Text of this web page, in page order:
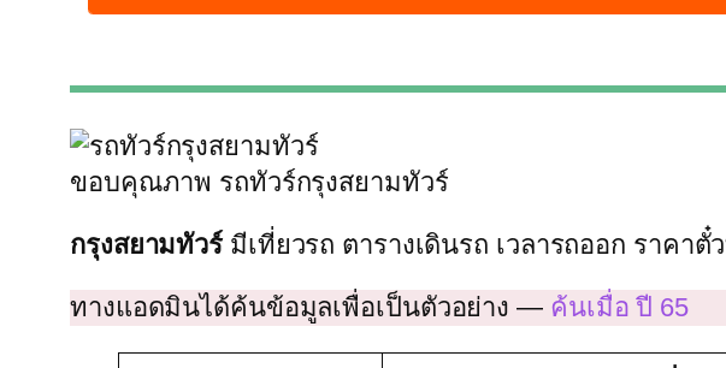
ขอบคุณภาพ รถทัวร์กรุงสยามทัวร์
กรุงสยามทัวร์ มีเที่ยวรถ ตารางเดินรถ เวลารถออก ราคา
ทางแอดมินได้ค้นข้อมูลเพื่อเป็นตัวอย่าง — ค้นเมื่อ ปี 65